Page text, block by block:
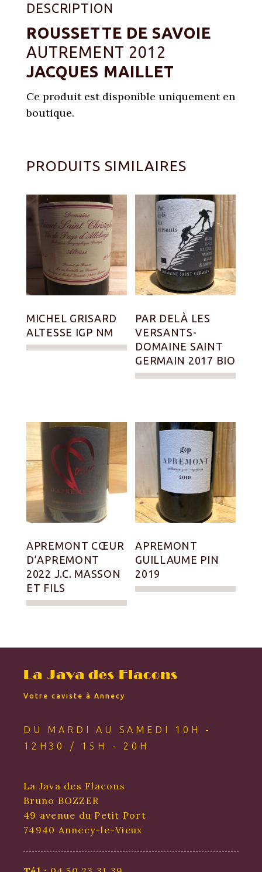
DESCRIPTION
ROUSSETTE DE SAVOIE
AUTREMENT 2012
JACQUES MAILLET
Ce produit est disponible uniquement en
boutique.
PRODUITS SIMILAIRES
MICHEL GRISARD
ALTESSE IGP NM
PAR DELÀ LES
VERSANTS-
DOMAINE SAINT
GERMAIN 2017 BIO
APREMONT CŒUR
D’APREMONT
2022 J.C. MASSON
ET FILS
APREMONT
GUILLAUME PIN
2019
La Java des Flacons
Votre caviste à Annecy
DU MARDI AU SAMEDI 10H -
12H30 / 15H - 20H
La Java des Flacons
Bruno BOZZER
49 avenue du Petit Port
74940 Annecy-le-Vieux